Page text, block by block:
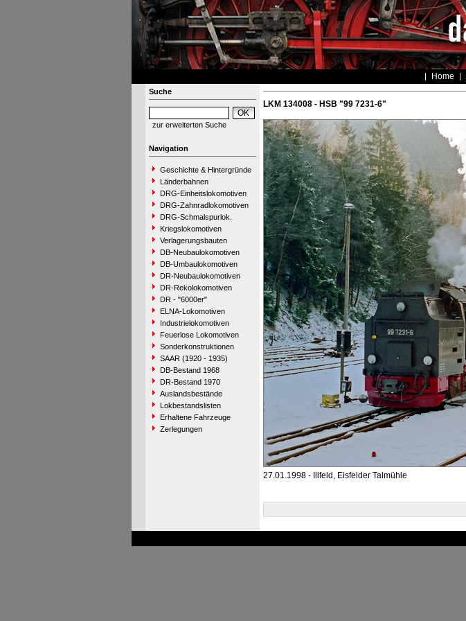
Home
Suche
zur erweiterten Suche
Navigation
Geschichte & Hintergründe
Länderbahnen
DRG-Einheitslokomotiven
DRG-Zahnradlokomotiven
DRG-Schmalspurlok.
Kriegslokomotiven
Verlagerungsbauten
DB-Neubaulokomotiven
DB-Umbaulokomotiven
DR-Neubaulokomotiven
DR-Rekolokomotiven
DR - "6000er"
ELNA-Lokomotiven
Industrielokomotiven
Feuerlose Lokomotiven
Sonderkonstruktionen
SAAR (1920 - 1935)
DB-Bestand 1968
DR-Bestand 1970
Auslandsbestände
Lokbestandslisten
Erhaltene Fahrzeuge
Zerlegungen
LKM 134008 - HSB "99 7231-6"
27.01.1998 - Illfeld, Eisfelder Talmühle